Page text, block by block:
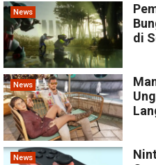
News
di
News
News